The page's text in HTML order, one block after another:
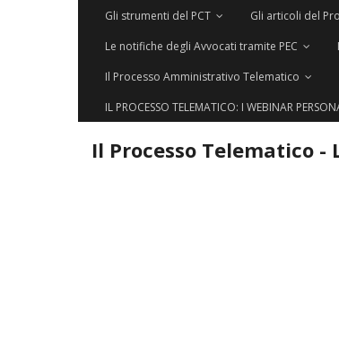
Gli strumenti del PCT Gli articoli del
Le notifiche degli Avvocati tramite PEC
Il Processo Amministrativo Telematico
IL PROCESSO TELEMATICO: I WEBINAR
Il Processo Telematico